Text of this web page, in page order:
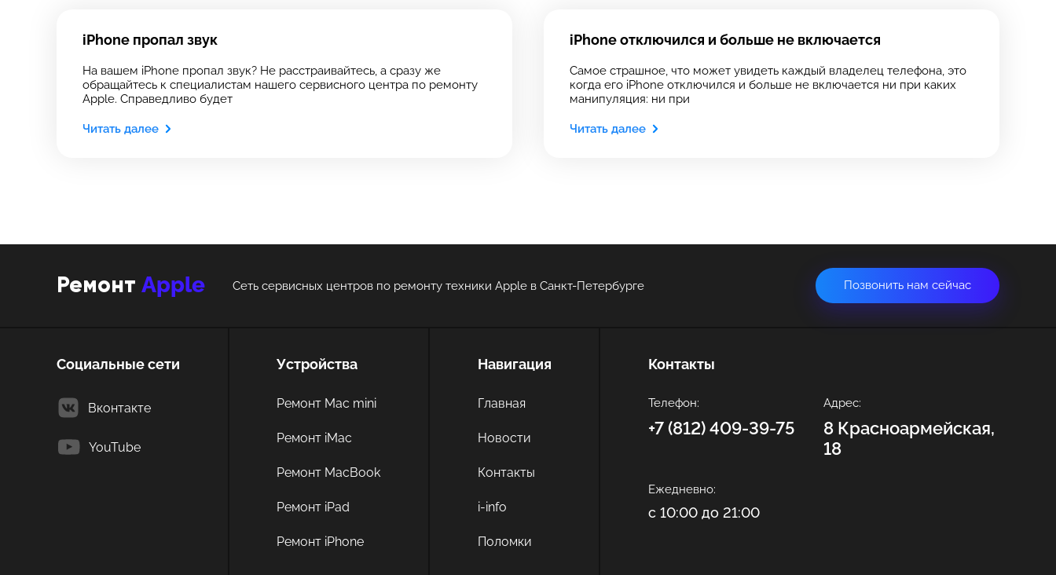
iPhone пропал звук
На вашем iPhone пропал звук? Не расстраивайтесь, а сразу же
обращайтесь к специалистам нашего сервисного центра по ремонту
Apple. Справедливо будет
Читать далее
iPhone отключился и больше не включается
Самое страшное, что может увидеть каждый владелец телефона, это
когда его iPhone отключился и больше не включается ни при каких
манипуляция: ни при
Читать далее
Ремонт Apple Сеть сервисных центров по ремонту техники Apple в Санкт-Петербурге Позвонить нам сейчас
Социальные сети
Вконтакте
YouTube
Устройства
Ремонт Mac mini
Ремонт iMac
Ремонт MacBook
Ремонт iPad
Ремонт iPhone
Навигация
Главная
Новости
Контакты
i-info
Поломки
Контакты
Телефон:
+7 (812) 409-39-75
Адрес:
8 Красноармейская,
18
Ежедневно:
с 10:00 до 21:00